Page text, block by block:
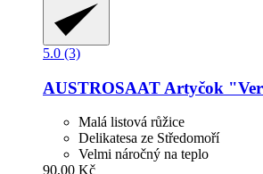
5.0 (3)
AUSTROSAAT Artyčok
Malá listová růžice
Delikatesa ze Středomoří
Velmi náročný na teplo
90,00 Kč